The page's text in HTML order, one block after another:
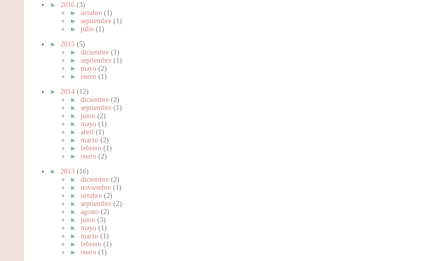
► 2016 (3)
► octubre (1)
► septiembre (1)
► julio (1)
► 2015 (5)
► diciembre (1)
► septiembre (1)
► mayo (2)
► enero (1)
► 2014 (12)
► diciembre (2)
► septiembre (1)
► junio (2)
► mayo (1)
► abril (1)
► marzo (2)
► febrero (1)
► enero (2)
► 2013 (16)
► diciembre (2)
► noviembre (1)
► octubre (2)
► septiembre (2)
► agosto (2)
► junio (3)
► mayo (1)
► marzo (1)
► febrero (1)
► enero (1)